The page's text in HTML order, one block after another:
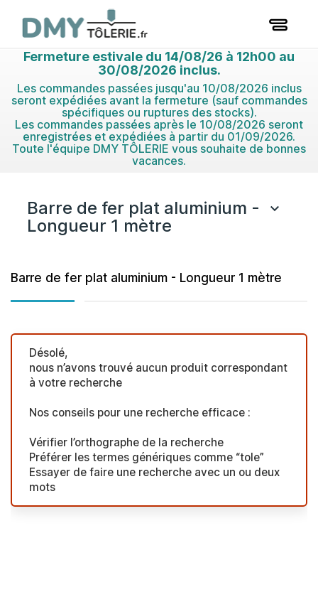
Fermeture estivale du 14/08/26 à 12h00 au
30/08/2026 inclus.
Les commandes passées jusqu'au 10/08/2026 inclus
seront expédiées avant la fermeture (sauf commandes
spécifiques ou ruptures des stocks).
Les commandes passées après le 10/08/2026 seront
enregistrées et expédiées à partir du 01/09/2026.
Toute l'équipe DMY TÔLERIE vous souhaite de bonnes
vacances.
Barre de fer plat aluminium -
Longueur 1 mètre

Barre de fer plat aluminium - Longueur 1 mètre
Désolé,
nous n’avons trouvé aucun produit correspondant
à votre recherche
Nos conseils pour une recherche efficace :
Vérifier l’orthographe de la recherche
Préférer les termes génériques comme “tole”
Essayer de faire une recherche avec un ou deux
mots